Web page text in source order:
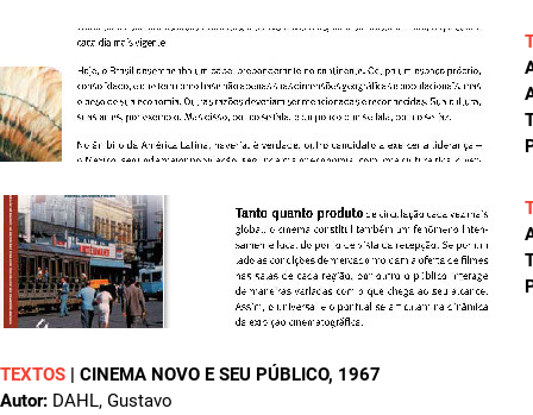
TEXTOS | CINEMA NOVO E SEU PÚBLICO, 1967
Autor: DAHL, Gustavo